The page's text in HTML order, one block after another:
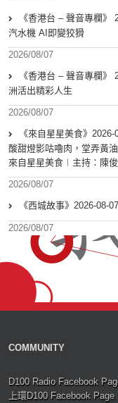
《香港台 – 聲音專欄》
汽水機 AI即變狡猾
2026/08/07
《香港台 – 聲音專欄》
洲活出精彩人生
2026/08/07
《來自星星美食》
酸甜燈影咕嚕肉，堂弄黃
來自星星美食︱主持：陳
2026/08/07
《西城故事》2026-08-
2026/08/07
COMMUNITY
D100 Radio Facebook
上環D100 Facebook Page